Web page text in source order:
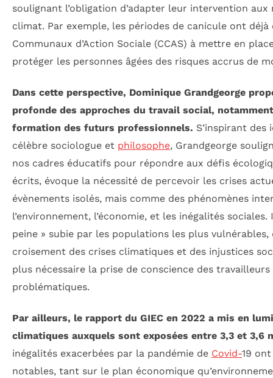
soulignant l’obligation d’adapter leur intervention
climat. Par exemple, les périodes de canicule ont
Communaux d’Action Sociale (CCAS) à mettre en
protéger les personnes âgées des risques accrus de
Dans cette perspective, Dominique Grandgeorge
profonde des approches du travail social,
formation des futurs professionnels. S’inspirant des
célèbre sociologue et philosophe, Grandgeorge
nos cadres éducatifs pour répondre aux défis
écrits, évoque la nécessité de percevoir les crises
évènements isolés, mais comme des phénomènes
l’environnement, l’économie, et les inégalités
peine » subie par les populations les plus
croisement des crises climatiques et des injustices
plus nécessaire la prise de conscience des
problématiques.
Par ailleurs, le rapport du GIEC en 2022 a mis en
climatiques auxquels sont exposées entre 3,3 et 3,6
inégalités exacerbées par la pandémie de Covid-19
notables, tant sur le plan économique